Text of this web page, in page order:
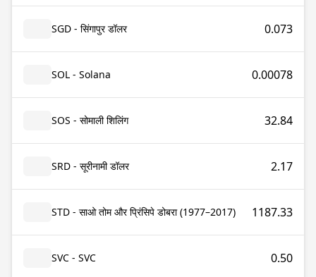
SGD - सिंगापुर डॉलर 0.073
SOL - Solana 0.00078
SOS - सोमाली शिलिंग 32.84
SRD - सूरीनामी डॉलर 2.17
STD - साओ तोम और प्रिंसिपे डोबरा (1977–2017) 1187.33
SVC - SVC 0.50